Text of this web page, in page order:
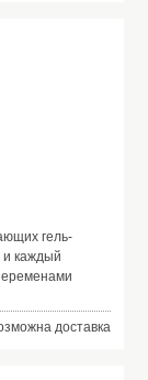
гель-
и каждый
текстура
доставка